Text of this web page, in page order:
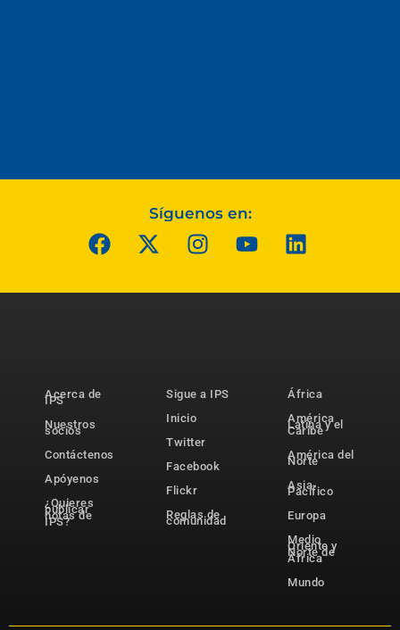
Síguenos en:
Acerca de
IPS
Nuestros
socios
Contáctenos
Apóyenos
¿Quieres
publicar
notas de
IPS?
Sigue a IPS
Inicio
Twitter
Facebook
Flickr
Reglas de
comunidad
África
América
Latina y el
Caribe
América del
Norte
Asia-
Pacífico
Europa
Medio
Oriente y
Norte de
África
Mundo